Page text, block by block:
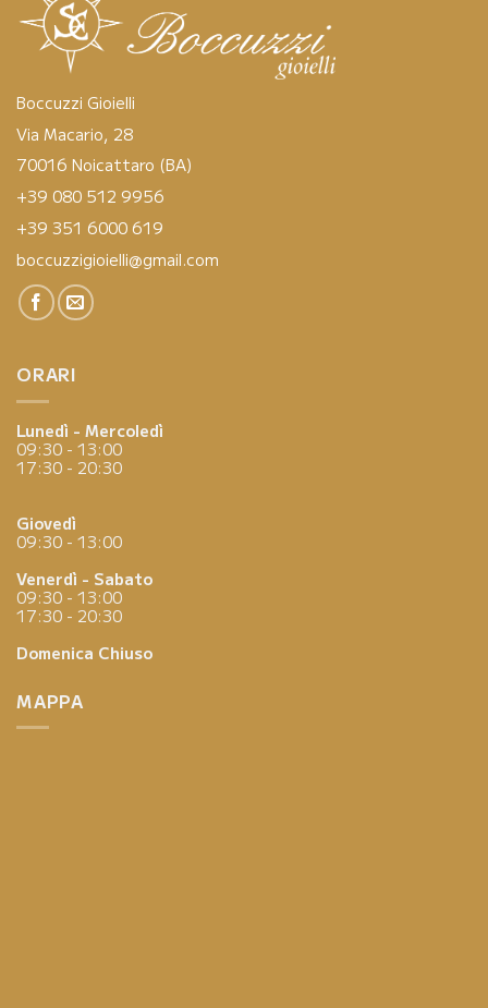
Boccuzzi Gioielli
Via Macario, 28
70016 Noicattaro (BA)
+39 080 512 9956
+39 351 6000 619
boccuzzigioielli@gmail.com
ORARI
Lunedì - Mercoledì
09:30 - 13:00
17:30 - 20:30
Giovedì
09:30 - 13:00
Venerdì - Sabato
09:30 - 13:00
17:30 - 20:30
Domenica Chiuso
MAPPA